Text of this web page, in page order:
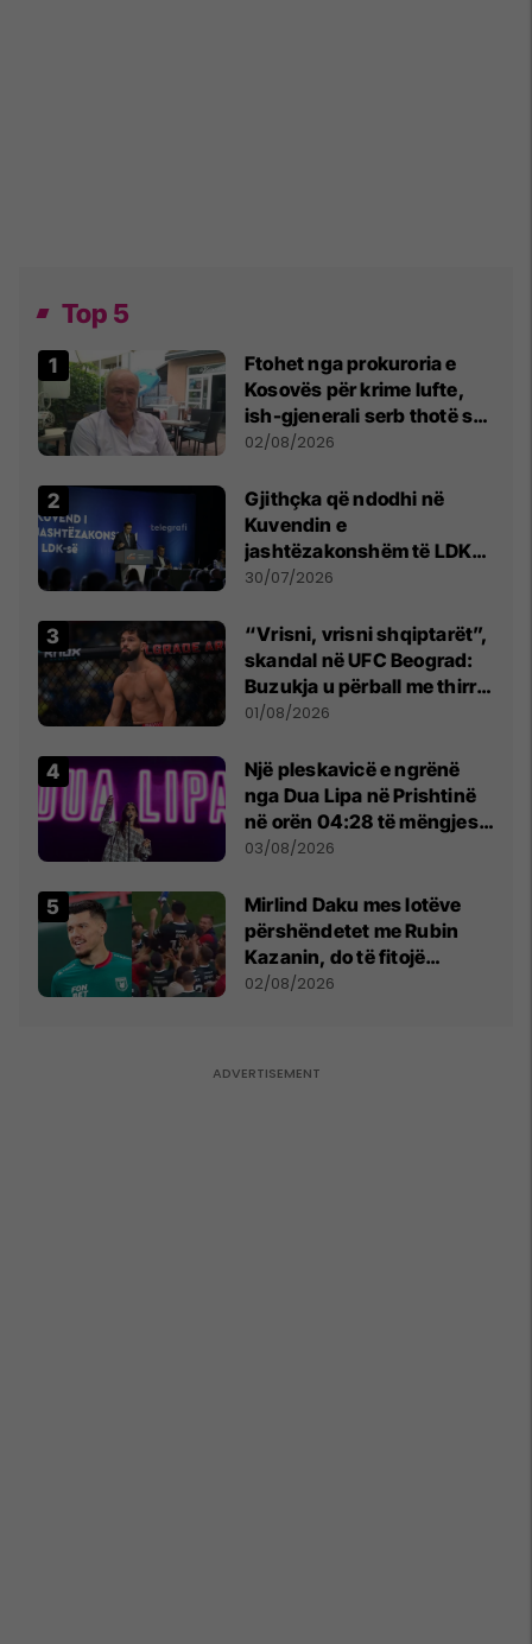
Top 5
Ftohet nga prokuroria e
Kosovës për krime lufte,
ish-gjenerali serb thotë se
dikush e tradhtoi në
02/08/2026
Gjithçka që ndodhi në
Kuvendin e
jashtëzakonshëm të LDK-
së
30/07/2026
“Vrisni, vrisni shqiptarët”,
skandal në UFC Beograd:
Buzukja u përball me thirrje
anti-shqiptare nga
01/08/2026
Një pleskavicë e ngrënë
nga Dua Lipa në Prishtinë
në orën 04:28 të mëngjesit
- dhe bota digjitale serbe
03/08/2026
Mirlind Daku mes lotëve
përshëndetet me Rubin
Kazanin, do të fitojë
miliona te Spartak Moska
02/08/2026